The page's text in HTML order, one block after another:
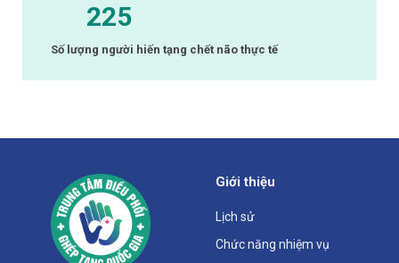
225
Số lượng người hiến tạng chết não thực tế
Giới thiệu
Lịch sử
Chức năng nhiệm vụ